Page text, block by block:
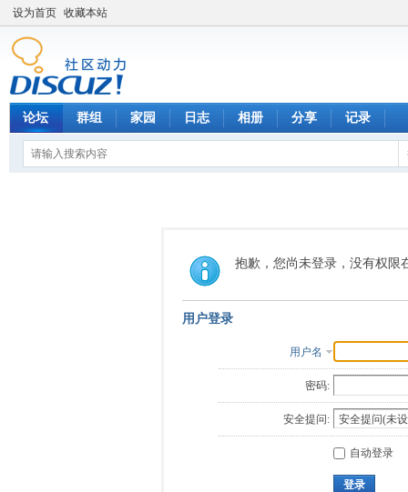
设为首页 收藏本站
论坛 群组 家园 日志 相册 分享 记录
抱歉，您尚未登录，没有权限
用户登录
用户名
密码:
安全提问:
自动登录
登录